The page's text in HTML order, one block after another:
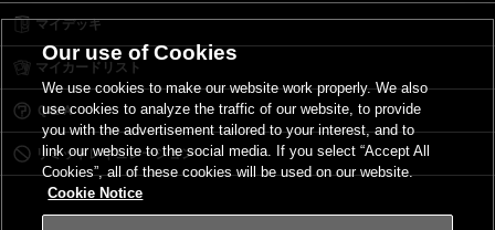
マイデッキ
マイカードリスト
Ｑ＆Ａ
リミットレギュレーション
Our use of Cookies
We use cookies to make our website work properly. We also
use cookies to analyze the traffic of our website, to provide
you with the advertisement tailored to your interest, and to
link our website to the social media. If you select “Accept All
Cookies”, all of these cookies will be used on our website.
Cookie Notice